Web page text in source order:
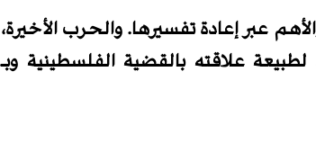
عبر إعادة تفسيرها. والحرب الأخيرة،
علاقته بالقضية الفلسطينية وبـ